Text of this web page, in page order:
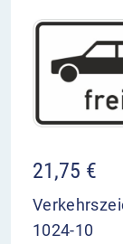
21,75 €
1024-10